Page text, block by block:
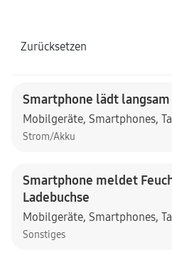
Zurücksetzen
Smartphone lädt langsam
Mobilgeräte, Smartphones,
Strom/Akku
Smartphone meldet
Ladebuchse
Mobilgeräte, Smartphones,
Sonstiges